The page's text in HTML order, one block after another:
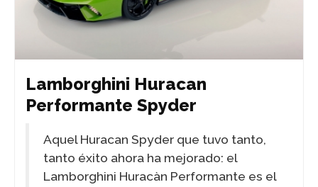
Lamborghini Huracan
Performante Spyder
Aquel Huracan Spyder que tuvo tanto,
tanto éxito ahora ha mejorado: el
Lamborghini Huracàn Performante es el